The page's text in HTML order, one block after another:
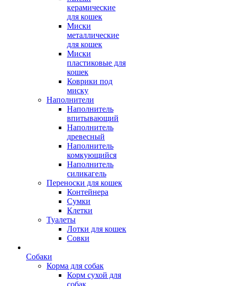
керамические
для кошек
Миски
металлические
для кошек
Миски
пластиковые для
кошек
Коврики под
миску
Наполнители
Наполнитель
впитывающий
Наполнитель
древесный
Наполнитель
комкующийся
Наполнитель
силикагель
Переноски для кошек
Контейнера
Сумки
Клетки
Туалеты
Лотки для кошек
Совки
Собаки
Корма для собак
Корм сухой для
собак